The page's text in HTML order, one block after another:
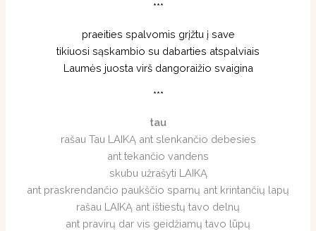
***
praeities spalvomis grįžtu į save
tikiuosi sąskambio su dabarties atspalviais
Laumės juosta virš dangoraižio svaigina
***
tau
rašau Tau LAIKĄ ant slenkančio debesies
ant tekančio vandens
skubu užrašyti LAIKĄ
ant praskrendančio paukščio sparnų ant krintančių lapų
rašau LAIKĄ ant ištiestų tavo delnų
ant pravirų dar vis geidžiamų tavo lūpų